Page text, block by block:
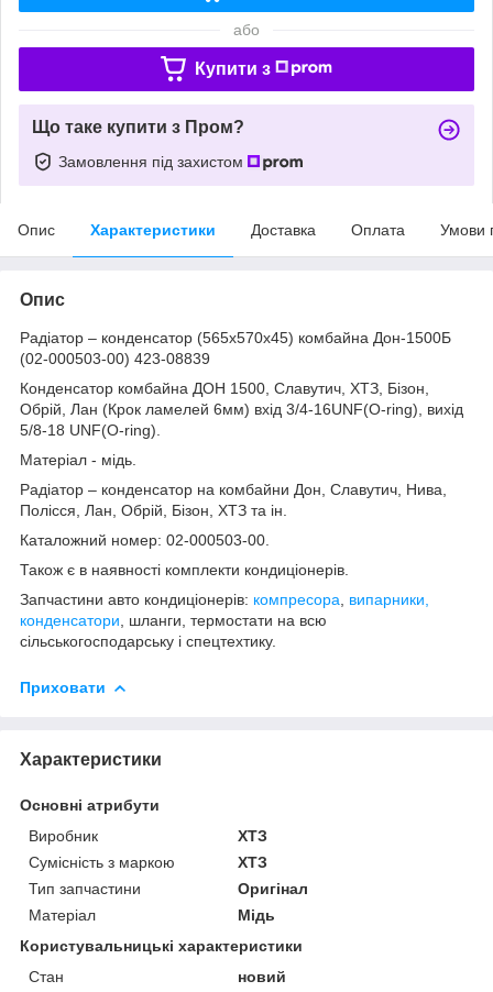
або
Купити з
Що таке купити з Пром?
Замовлення під захистом
Опис Характеристики Доставка Оплата Умови
Опис
Радіатор – конденсатор (565x570x45) комбайна Дон-1500Б
(02-000503-00) 423-08839
Конденсатор комбайна ДОН 1500, Славутич, ХТЗ, Бізон,
Обрій, Лан (Крок ламелей 6мм) вхід 3/4-16UNF(O-ring), вихід
5/8-18 UNF(O-ring).
Матеріал - мідь.
Радіатор – конденсатор на комбайни Дон, Славутич, Нива,
Полісся, Лан, Обрій, Бізон, ХТЗ та ін.
Каталожний номер: 02-000503-00.
Також є в наявності комплекти кондиціонерів.
Запчастини авто кондиціонерів: компресора
випарники,
конденсатори , шланги, термостати на всю
сільськогосподарську і спецтехтику.
Приховати
Характеристики
Основні атрибути
Виробник
ХТЗ
Сумісність з маркою
ХТЗ
Тип запчастини
Оригінал
Матеріал
Мідь
Користувальницькі характеристики
Стан
новий